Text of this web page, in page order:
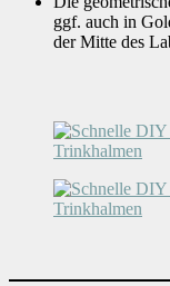
ggf. auch in
der Mitte des